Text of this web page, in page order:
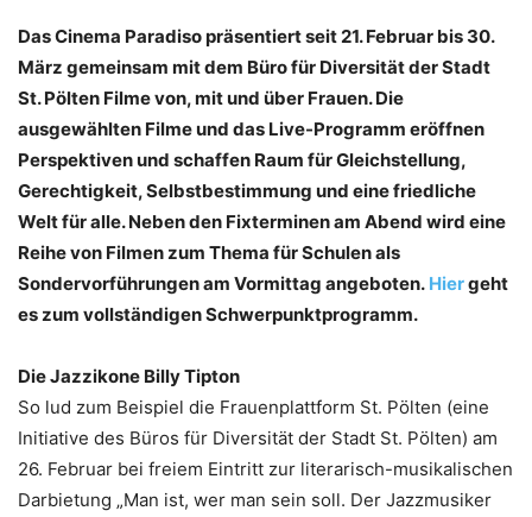
Das Cinema Paradiso präsentiert seit 21. Februar bis 30.
März gemeinsam mit dem Büro für Diversität der Stadt
St. Pölten Filme von, mit und über Frauen. Die
ausgewählten Filme und das Live-Programm eröffnen
Perspektiven und schaffen Raum für Gleichstellung,
Gerechtigkeit, Selbstbestimmung und eine friedliche
Welt für alle. Neben den Fixterminen am Abend wird eine
Reihe von Filmen zum Thema für Schulen als
Sondervorführungen am Vormittag angeboten. Hiergeht
es zum vollständigen Schwerpunktprogramm.
Die Jazzikone Billy Tipton
So lud zum Beispiel die Frauenplattform St. Pölten (eine
Initiative des Büros für Diversität der Stadt St. Pölten) am
26. Februar bei freiem Eintritt zur literarisch-musikalischen
Darbietung „Man ist, wer man sein soll. Der Jazzmusiker